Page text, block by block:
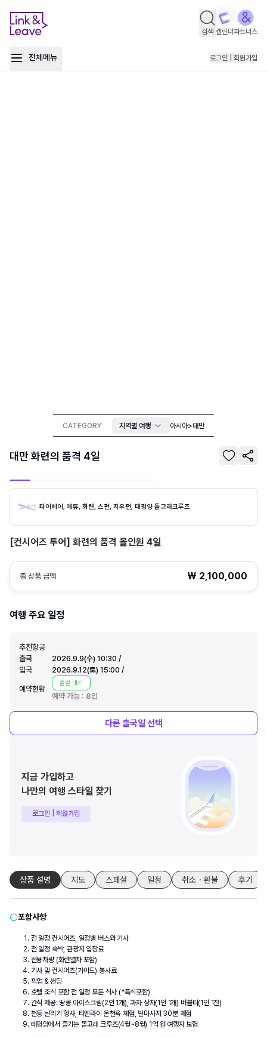
검색 캘린더파트너스
전체메뉴 로그인 | 회원가입
CATEGORY 지역별 여행 아시아>대만
대만 화련의 품격 4일
여행 주요 일정
추천항공
출국
2026.9.9(수) 10:30 /
입국
2026.9.12(토) 15:00 /
예약현황
예약 가능 : 8인
출발 대기
다른출국일 선택
지금 가입하고
나만의 여행 스타일 찾기
로그인 | 회원가입
상품 설명 지도 스페셜 일정 취소・환불 후기
포함사항
전 일정 컨시어즈, 일정별 버스와 기사
전 일정 숙박, 관광지 입장료
전용차량 (화련열차 포함)
기사 및 컨시어즈(가이드) 봉사료
픽업 & 샌딩
호텔 조식 포함 전 일정 모든 식사 (*특식포함)
간식 제공: 땅콩 아이스크림(2인 1개), 과자 상자(1인 1개) 버블티(1인 1잔)
천등 날리기 행사, 티엔라이 온천욕 체험, 발마사지 30분 체험
태평양에서 즐기는 돌고래 크루즈(4월~8월) 1억 원 여행자 보험
[컨시어즈 투어] 화련의 품격 올인원 4일
총 상품 금액 ₩ 2,100,000
타이베이, 예류, 화련, 스펀, 지우펀, 태평양 돌고래크루즈